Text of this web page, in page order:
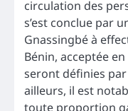
circulation des
s’est conclue par
Gnassingbé à
Bénin, acceptée
seront définies
ailleurs, il est
toute proportion